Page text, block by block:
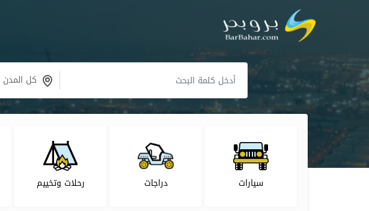
كل المدن
سيارات دراجات رحلات وتخييم